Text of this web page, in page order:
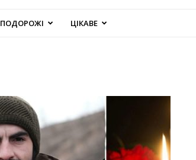
ПОДОРОЖІ ЦІКАВЕ